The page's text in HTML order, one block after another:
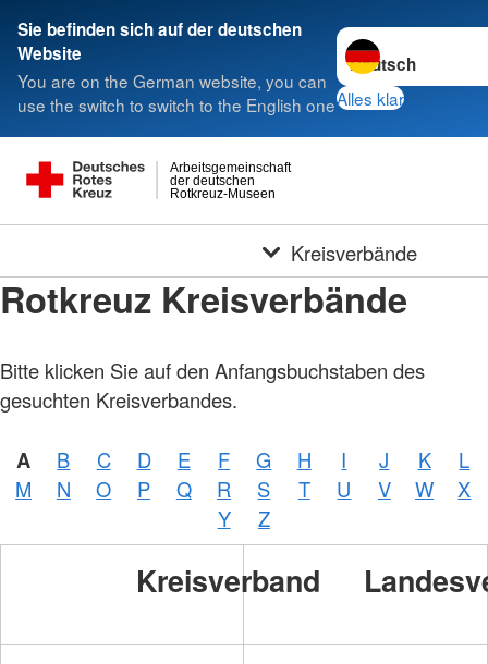
Sie befinden sich auf der deutschen
Website
You are on the German website, you can
use the switch to switch to the English one
Sprache wechseln
Alles klar
Rotkreuz-Museen
der deutschen
Arbeitsgemeinschaft
Kreisverbände
Rotkreuz Kreisverbände
Bitte klicken Sie auf den Anfangsbuchstaben des
gesuchten Kreisverbandes.
A B C D E F G H I J K
L
M
N O P Q R S T U V W
X
Y
Z
Kreisverband